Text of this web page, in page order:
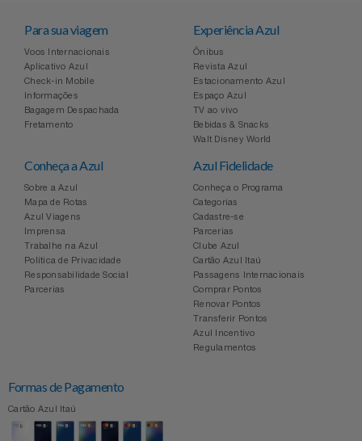
Para sua viagem
Voos Internacionais
Aplicativo Azul
Check-in Mobile
Informações
Bagagem Despachada
Fretamento
Experiência Azul
Ônibus
Revista Azul
Estacionamento Azul
Espaço Azul
TV ao vivo
Bebidas & Snacks
Walt Disney World
Conheça a Azul
Sobre a Azul
Mapa de Rotas
Azul Viagens
Imprensa
Trabalhe na Azul
Política de Privacidade
Responsabilidade Social
Parcerias
Azul Fidelidade
Conheça o Programa
Categorias
Cadastre-se
Parcerias
Clube Azul
Cartão Azul Itaú
Passagens Internacionais
Comprar Pontos
Renovar Pontos
Transferir Pontos
Azul Incentivo
Regulamentos
Formas de Pagamento
Cartão Azul Itaú